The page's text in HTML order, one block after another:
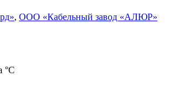
, ООО «Кабельный завод «АЛЮР»
°C